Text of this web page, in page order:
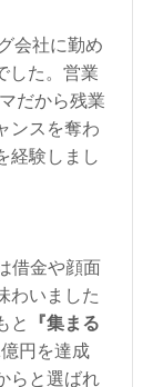
会社に勤め
した。営業
だから残業
ンスを奪わ
験しまし
借金や顔面
わいました
と
『集まる
円を達成
らと選ばれ